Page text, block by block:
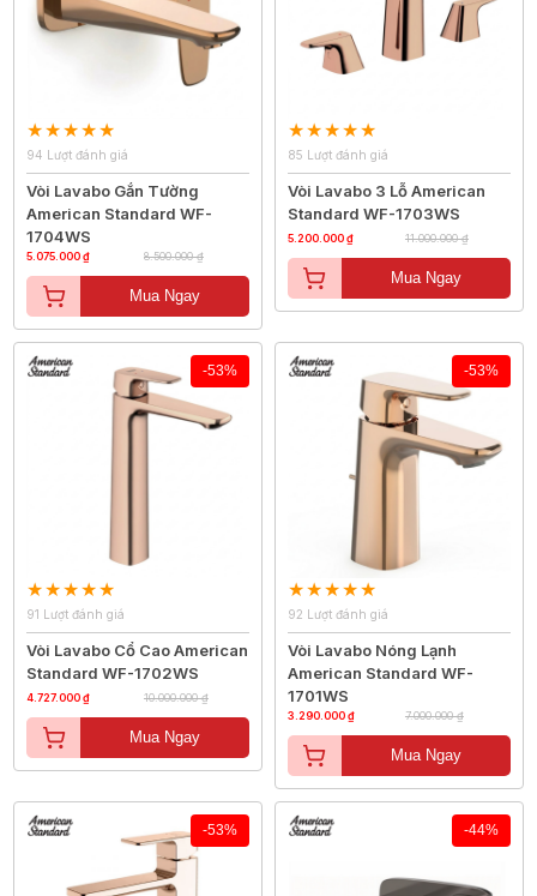
94 Lượt đánh giá
Vòi Lavabo Gắn Tường
American Standard WF-
1704WS
5.075.000 ₫ 8.500.000 ₫
Mua Ngay
85 Lượt đánh giá
Vòi Lavabo 3 Lỗ American
Standard WF-1703WS
5.200.000 ₫ 11.000.000 ₫
Mua Ngay
-53%
91 Lượt đánh giá
Vòi Lavabo Cổ Cao American
Standard WF-1702WS
4.727.000 ₫ 10.000.000 ₫
Mua Ngay
-53%
92 Lượt đánh giá
Vòi Lavabo Nóng Lạnh
American Standard WF-
1701WS
3.290.000 ₫ 7.000.000 ₫
Mua Ngay
-53% -44%